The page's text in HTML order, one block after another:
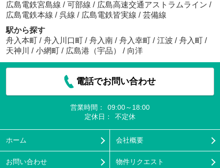
広島電鉄宮島線 / 可部線 / 広島高速交通アストラムライン /
広島電鉄本線 / 呉線 / 広島電鉄皆実線 / 芸備線
駅から探す
舟入本町 / 舟入川口町 / 舟入南 / 舟入幸町 / 江波 / 舟入町 /
天神川
/ 小網町 / 広島港（宇品） / 向洋
電話でお問い合わせ
営業時間：
09:00～18:00
定休日：
不定休
ホーム 会社概要
お問い合わせ 物件リクエスト